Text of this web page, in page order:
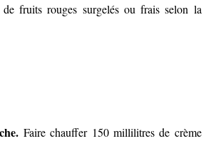
de fruits rouges surgelés ou frais selon la
Faire chauffer 150 millilitres de crème